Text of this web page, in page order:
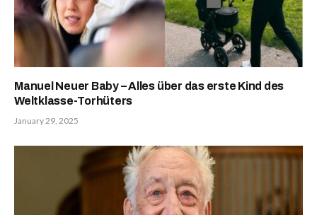
Manuel Neuer Baby – Alles über das erste Kind des
Weltklasse-Torhüters
January 29, 2025